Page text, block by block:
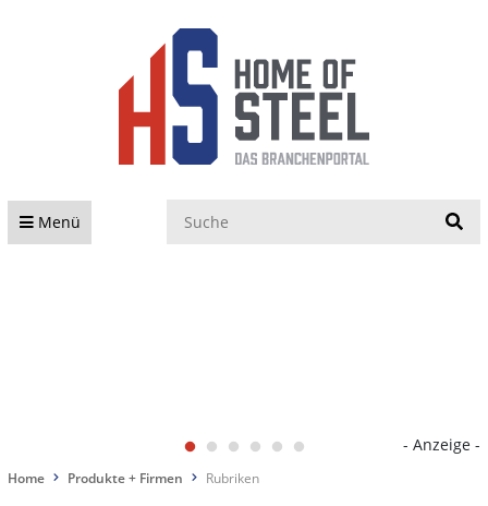
Menü
- Anzeige -
Home Produkte + Firmen Rubriken